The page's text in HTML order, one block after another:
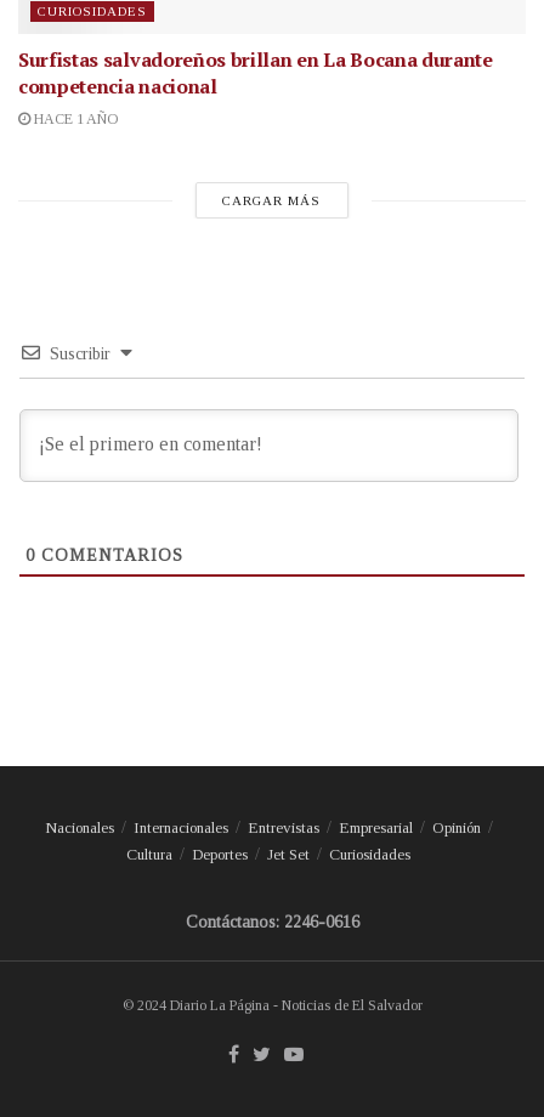
CURIOSIDADES
Surfistas salvadoreños brillan en La Bocana durante
competencia nacional
HACE 1 AÑO
CARGAR MÁS
Suscribir
0 COMENTARIOS
Nacionales Internacionales Entrevistas Empresarial
Opinión
Cultura
Deportes Jet Set Curiosidades
Contáctanos: 2246-0616
© 2024 Diario La Página - Noticias de El Salvador